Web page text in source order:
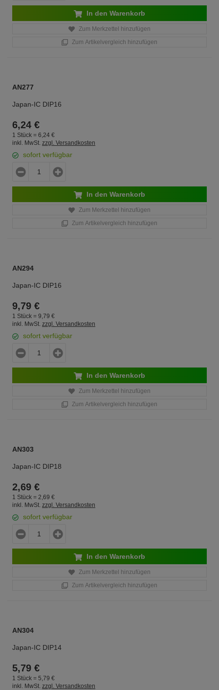
In den Warenkorb
Zum Merkzettel hinzufügen
Zum Artikelvergleich hinzufügen
AN277
Japan-IC DIP16
6,24 €
1 Stück = 6, 24 €
inkl. MwSt. zzgl. Versandkosten
sofort verfügbar
In den Warenkorb
Zum Merkzettel hinzufügen
Zum Artikelvergleich hinzufügen
AN294
Japan-IC DIP16
9,79 €
1 Stück = 9, 79 €
inkl. MwSt. zzgl. Versandkosten
sofort verfügbar
In den Warenkorb
Zum Merkzettel hinzufügen
Zum Artikelvergleich hinzufügen
AN303
Japan-IC DIP18
2,69 €
1 Stück = 2, 69 €
inkl. MwSt. zzgl. Versandkosten
sofort verfügbar
In den Warenkorb
Zum Merkzettel hinzufügen
Zum Artikelvergleich hinzufügen
AN304
Japan-IC DIP14
5,79 €
1 Stück = 5, 79 €
inkl. MwSt. zzgl. Versandkosten